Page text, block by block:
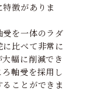
徴がありま
を一体のラダ
比べて非常に
幅に削減でき
軸受を採用し
ことができま